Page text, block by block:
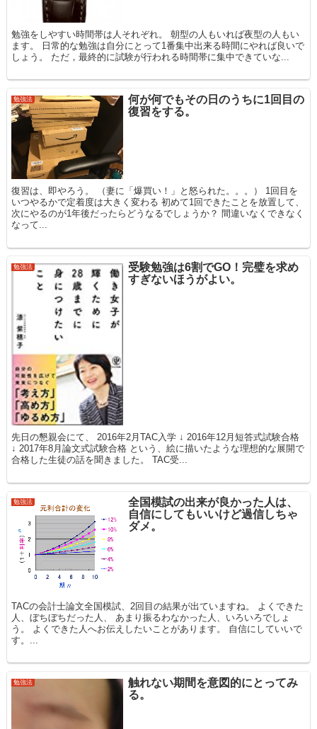
勉強をしやすい時間帯は人それぞれ。 朝型の人もいれば夜型の人もい
ます。 日常的な勉強は自分にとって1番集中出来る時間にやれば良いで
しょう。 ただ，最終的に試験が行われる時間帯に集中できていな...
勉強法
何が何でもその日のうちに1回目の
復習をする。
復習は、即やろう。 （妻に「爆買い！」と怒られた。。。） 1回目を
いつやるかで定着度は大きく変わる 初めて1回できたことを放置して、
次にやるのが1年後だったらどうなるでしょうか？ 間違いなくできなく
なって...
勉強法
受験勉強は6割でGO！完璧を求め
すぎないほうがよい。
先日の懇親会にて、 2016年2月TAC入学 ↓ 2016年12月短答式試験合格
↓ 2017年8月論文式試験合格 という、絵に描いたような理想的な展開で
合格した生徒の話を聞きました。 TAC受...
勉強法
全国模試の出来が良かった人は、
自信にしてもいいけど過信しちゃ
ダメ。
TACの会計士論文全国模試、2回目の結果が出ていますね。 よくできた
人、ぼちぼちだった人、 あまり振るわなかった人、いろいろでしょ
う。 よくできた人へお伝えしたいことがあります。 自信にしていいで
す。...
勉強法
触れない期間を意図的にとってみ
る。